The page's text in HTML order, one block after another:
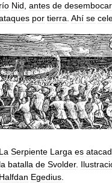
río Nid, antes de desembocar
por tierra. Ahí se
La Serpiente Larga es
la batalla de Svolder.
Halfdan Egedius.